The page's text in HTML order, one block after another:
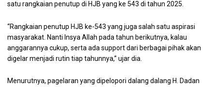
satu rangkaian penutup di HJB yang ke 543 di tahun 2025.
“Rangkaian penutup HJB ke-543 yang juga salah satu aspirasi
masyarakat. Nanti Insya Allah pada tahun berikutnya, kalau
anggarannya cukup, serta ada support dari berbagai pihak akan
digelar menjadi rutin tiap tahunnya,” ujar dia.
Menurutnya, pagelaran yang dipelopori dalang dalang H. Dadan